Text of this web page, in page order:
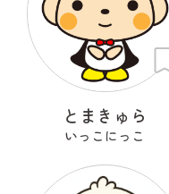
とまきゅら
いっこにっこ